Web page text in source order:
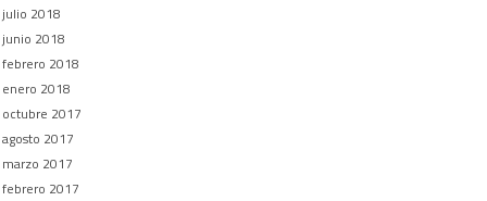
julio 2018
junio 2018
febrero 2018
enero 2018
octubre 2017
agosto 2017
marzo 2017
febrero 2017